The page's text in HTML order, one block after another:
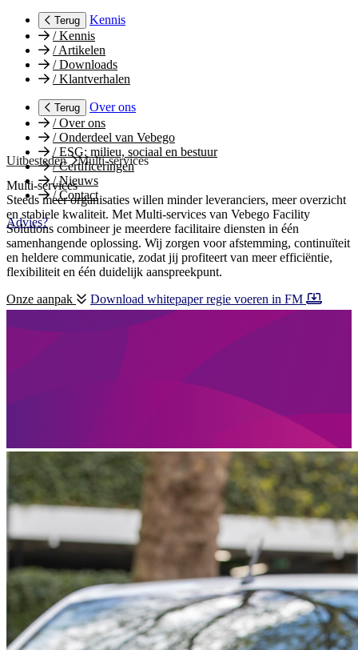
Terug
Kennis
/Kennis
/Artikelen
/Downloads
/Klantverhalen
Terug
Over ons
/Over ons
/Onderdeel van Vebego
/ESG: milieu, sociaal en bestuur
/Certificeringen
/Nieuws
/Contact
Advies?
Uitbesteden Multi-services
Multi-services
Steeds meer organisaties willen minder leveranciers, meer overzicht
en stabiele kwaliteit. Met Multi‑services van Vebego Facility
Solutions combineer je meerdere facilitaire diensten in één
samenhangende oplossing. Wij zorgen voor afstemming, continuïteit
en heldere communicatie, zodat jij profiteert van meer efficiëntie,
flexibiliteit en één duidelijk aanspreekpunt.
Onze aanpak
Download whitepaper regie voeren in FM